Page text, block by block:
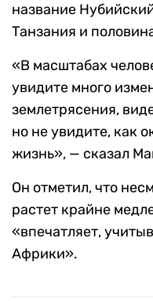
название
Танзания и
«В масштабах
увидите много
землетрясения,
но не увидите, как
жизнь», — сказал
Он отметил, что
растет крайне
«впечатляет,
Африки».